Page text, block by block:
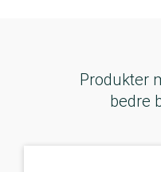
Produkter
bedre